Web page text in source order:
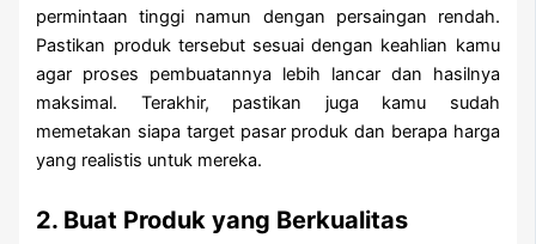
permintaan tinggi namun dengan persaingan rendah.
Pastikan produk tersebut sesuai dengan keahlian kamu
agar proses pembuatannya lebih lancar dan hasilnya
maksimal. Terakhir, pastikan juga kamu sudah
memetakan siapa target pasar produk dan berapa harga
yang realistis untuk mereka.
2. Buat Produk yang Berkualitas